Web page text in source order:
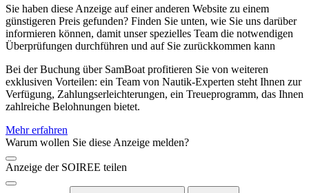
Sie haben diese Anzeige auf einer anderen Website zu einem
günstigeren Preis gefunden? Finden Sie unten, wie Sie uns darüber
informieren können, damit unser spezielles Team die notwendigen
Überprüfungen durchführen und auf Sie zurückkommen kann
Bei der Buchung über SamBoat profitieren Sie von weiteren
exklusiven Vorteilen: ein Team von Nautik-Experten steht Ihnen zur
Verfügung, Zahlungserleichterungen, ein Treueprogramm, das Ihnen
zahlreiche Belohnungen bietet.
Mehr erfahren
Warum wollen Sie diese Anzeige melden?
Anzeige der SOIREE teilen